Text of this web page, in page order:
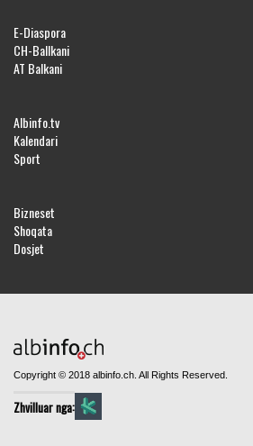
E-Diaspora
CH-Ballkani
AT Balkani
Albinfo.tv
Kalendari
Sport
Bizneset
Shoqata
Dosjet
Copyright © 2018 albinfo.ch. All Rights Reserved.
Zhvilluar nga: